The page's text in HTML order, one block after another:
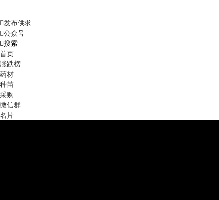
发布供求
公众号
搜索
首页
涨跌榜
药材
种苗
采购
微信群
名片